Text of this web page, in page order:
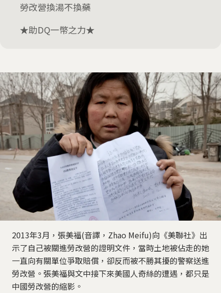
勞改營換湯不換藥
★助DQ一幣之力★
2013年3月，張美福(音譯，Zhao Meifu)向《美聯社》出
示了自己被關進勞改營的證明文件，當時土地被佔走的她
一直向有關單位爭取賠償，卻反而被不勝其擾的警察送進
勞改營。張美福與文中接下來美國人奇絲的遭遇，都只是
中國勞改營的縮影。